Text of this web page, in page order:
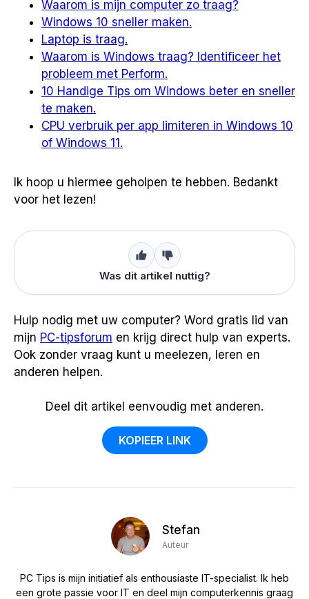
Waarom is mijn computer zo traag?
Windows 10 sneller maken.
Laptop is traag.
Waarom is Windows traag? Identificeer het
probleem met Perform.
10 Handige Tips om Windows beter en sneller
te maken.
CPU verbruik per app limiteren in Windows 10
of Windows 11.
Ik hoop u hiermee geholpen te hebben. Bedankt
voor het lezen!
Was dit artikel nuttig?
Hulp nodig met uw computer? Word gratis lid van
mijn PC-tipsforum en krijg direct hulp van experts.
Ook zonder vraag kunt u meelezen, leren en
anderen helpen.
Deel dit artikel eenvoudig met anderen.
KOPIEER LINK
Stefan
Auteur
PC Tips is mijn initiatief als enthousiaste IT-specialist. Ik heb
een grote passie voor IT en deel mijn computerkennis graag